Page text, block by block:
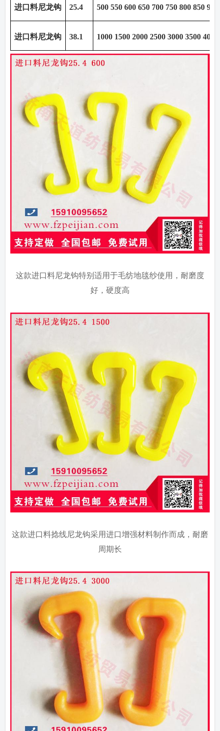
进口料尼龙钩 25.4 500 550 600 650 700 750 800 850
进口料尼龙钩 38.1 1000 1500 2000 2500 3000 3500
这款进口料尼龙钩特别适用于毛纺地毯纱使用，耐磨度
好，硬度高
这款进口料捻线尼龙钩采用进口增强材料制作而成，耐磨
周期长